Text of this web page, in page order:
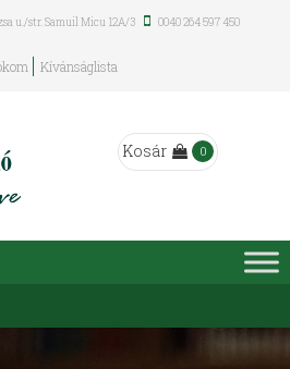
u./str. Samuil Micu 12A/3 0040 264 597 450
Kívánságlista
Kosár 0